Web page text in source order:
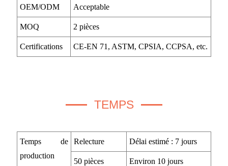
OEM/ODM Acceptable
MOQ 2 pièces
Certifications CE-EN 71, ASTM, CPSIA, CCPSA, etc.
TEMPS
Temps de
production
Relecture Délai estimé : 7 jours
50 pièces Environ 10 jours